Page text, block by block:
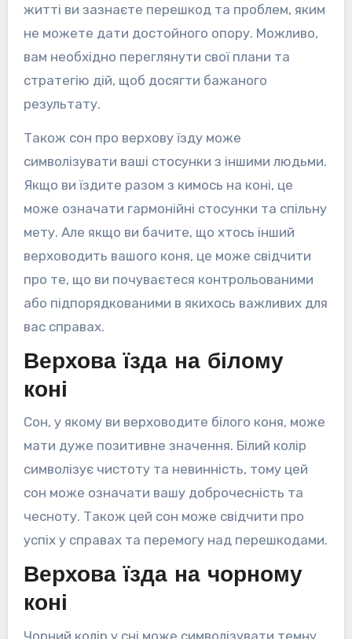
житті ви зазнаєте перешкод та проблем, яким
не можете дати достойного опору. Можливо,
вам необхідно переглянути свої плани та
стратегію дій, щоб досягти бажаного
результату.
Також сон про верхову їзду може
символізувати ваші стосунки з іншими людьми.
Якщо ви їздите разом з кимось на коні, це
може означати гармонійні стосунки та спільну
мету. Але якщо ви бачите, що хтось інший
верховодить вашого коня, це може свідчити
про те, що ви почуваєтеся контрольованими
або підпорядкованими в якихось важливих для
вас справах.
Верхова їзда на білому
коні
Сон, у якому ви верховодите білого коня, може
мати дуже позитивне значення. Білий колір
символізує чистоту та невинність, тому цей
сон може означати вашу доброчесність та
чесноту. Також цей сон може свідчити про
успіх у справах та перемогу над перешкодами.
Верхова їзда на чорному
коні
Чорний колір у сні може символізувати темну